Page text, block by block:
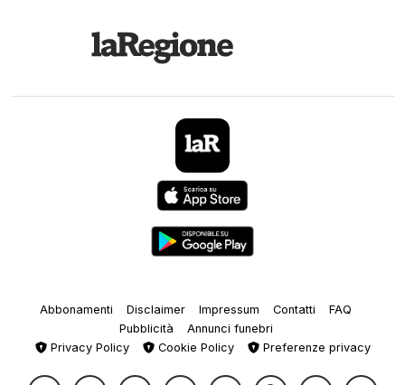
Abbonamenti Disclaimer Impressum Contatti
FAQ
Pubblicità
Annunci funebri
Privacy Policy
Cookie Policy Preferenze privacy